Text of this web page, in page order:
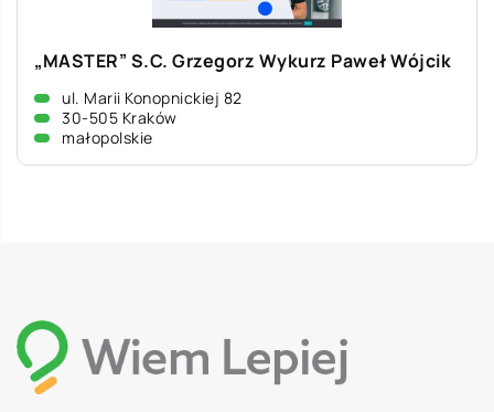
„MASTER” S.C. Grzegorz Wykurz Paweł Wójcik
ul. Marii Konopnickiej 82
30-505 Kraków
małopolskie